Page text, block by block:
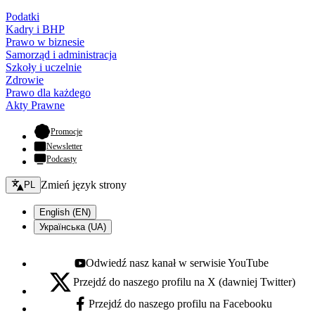
Podatki
Kadry i BHP
Prawo w biznesie
Samorząd i administracja
Szkoły i uczelnie
Zdrowie
Prawo dla każdego
Akty Prawne
Promocje- otwiera się w nowej karcie
Newsletter
Podcasty
Zmień język - bieżący:
PL Zmień język strony
English (EN)
Українська (UA)
Youtube - otwiera się w nowej karcie
Odwiedź nasz kanał w serwisie YouTube
X - otwiera się w nowej karcie
Przejdź do naszego profilu na X (dawniej Twitter)
Facebook - otwiera się w nowej karcie
Przejdź do naszego profilu na Facebooku